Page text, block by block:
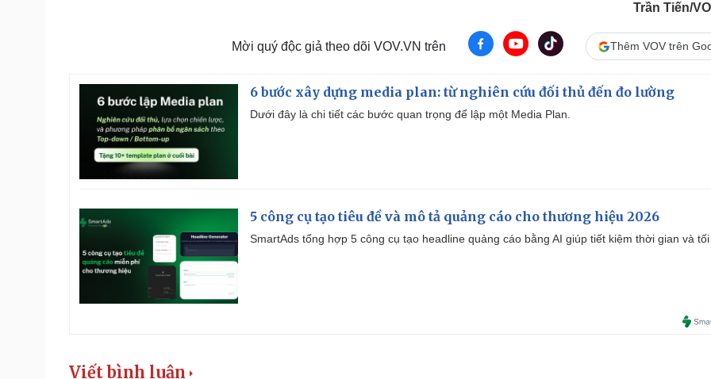
Trần Tiến/
Mời quý độc giả theo dõi VOV.VN trên Thêm VOV trên
6 bước xây dựng media plan: từ nghiên cứu đối thủ đến đo lường
Dưới đây là chi tiết các bước quan trọng để lập một Media Plan.
5 công cụ tạo tiêu đề và mô tả quảng cáo cho thương hiệu 2026
SmartAds tổng hợp 5 công cụ tạo headline quảng cáo bằng AI giúp tiết kiệm thời gian và
Viết bình luận